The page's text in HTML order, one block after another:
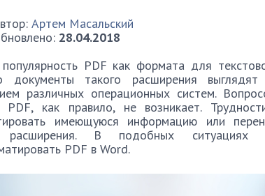
Артем Масальский
28.04.2018
PDF как формата для
документы такого расширения
различных операционных систем.
PDF, как правило, не возникает.
имеющуюся информацию или
расширения. В подобных
PDF в Word.